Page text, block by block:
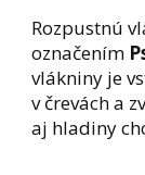
Rozpustnú
označením
vlákniny je
v črevách a
aj hladiny